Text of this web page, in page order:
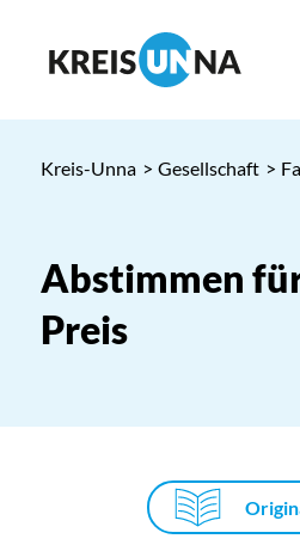
Kreis-Unna > Gesellschaft >
Abstimmen
Preis